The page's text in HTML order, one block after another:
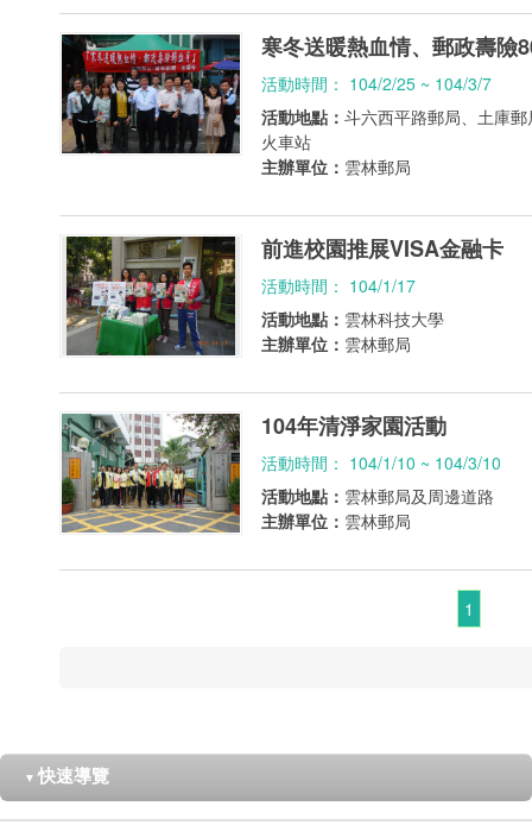
寒冬送暖熱血情、郵政壽險
活動時間： 104/2/25 ~ 104/3/7
活動地點： 斗六西平路郵局、土庫
火車站
主辦單位： 雲林郵局
前進校園推展VISA金融卡
活動時間： 104/1/17
活動地點： 雲林科技大學
主辦單位： 雲林郵局
104年清淨家園活動
活動時間： 104/1/10 ~ 104/3/10
活動地點： 雲林郵局及周邊道路
主辦單位： 雲林郵局
1
▼ 快速導覽